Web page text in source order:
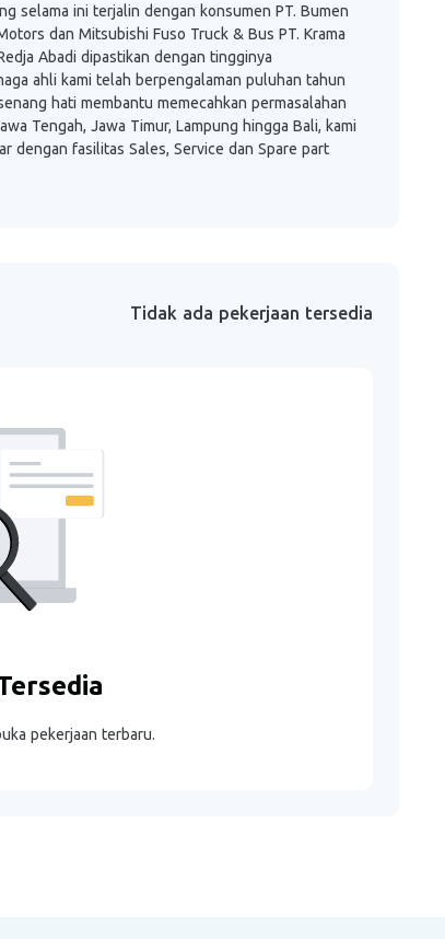
selama ini terjalin dengan konsumen PT. Bumen
dan Mitsubishi Fuso Truck & Bus PT. Krama
Abadi dipastikan dengan tingginya
ahli kami telah berpengalaman puluhan tahun
hati membantu memecahkan permasalahan
Tengah, Jawa Timur, Lampung hingga Bali, kami
dengan fasilitas Sales, Service dan Spare part
Tidak ada pekerjaan tersedia
pekerjaan terbaru.